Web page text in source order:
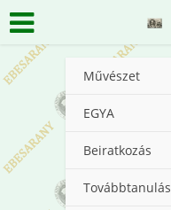
Művészet
EGYA
Beiratkozás
Továbbtanulás